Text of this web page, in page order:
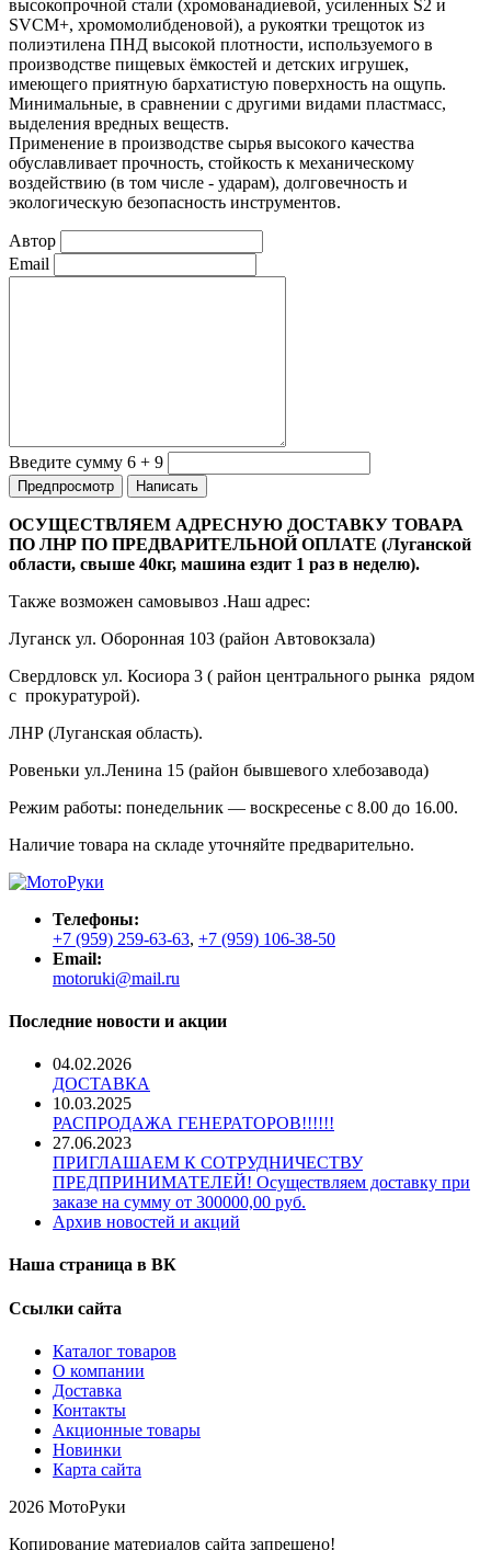
высокопрочной стали (хромованадиевой, усиленных S2 и
SVCM+, хромомолибденовой), а рукоятки трещоток из
полиэтилена ПНД высокой плотности, используемого в
производстве пищевых ёмкостей и детских игрушек,
имеющего приятную бархатистую поверхность на ощупь.
Минимальные, в сравнении с другими видами пластмасс,
выделения вредных веществ.
Применение в производстве сырья высокого качества
обуславливает прочность, стойкость к механическому
воздействию (в том числе - ударам), долговечность и
экологическую безопасность инструментов.
Автор
Email
Введите сумму 6 + 9
ОСУЩЕСТВЛЯЕМ АДРЕСНУЮ ДОСТАВКУ ТОВАРА
ПО ЛНР ПО ПРЕДВАРИТЕЛЬНОЙ ОПЛАТЕ (Луганской
области, свыше 40кг, машина ездит 1 раз в неделю).
Также возможен самовывоз .Наш адрес:
Луганск ул. Оборонная 103 (район Автовокзала)
Свердловск ул. Косиора 3 ( район центрального рынка рядом
с прокуратурой).
ЛНР (Луганская область).
Ровеньки ул.Ленина 15 (район бывшевого хлебозавода)
Режим работы: понедельник — воскресенье с 8.00 до 16.00.
Наличие товара на складе уточняйте предварительно.
Телефоны:
+7 (959) 259-63-63, +7 (959) 106-38-50
Email:
motoruki@mail.ru
Последние новости и акции
04.02.2026
ДОСТАВКА
10.03.2025
РАСПРОДАЖА ГЕНЕРАТОРОВ!!!!!!
27.06.2023
ПРИГЛАШАЕМ К СОТРУДНИЧЕСТВУ
ПРЕДПРИНИМАТЕЛЕЙ! Осуществляем доставку при
заказе на сумму от 300000,00 руб.
Архив новостей и акций
Наша страница в ВК
Ссылки сайта
Каталог товаров
О компании
Доставка
Контакты
Акционные товары
Новинки
Карта сайта
2026 МотоРуки
Копирование материалов сайта запрещено!